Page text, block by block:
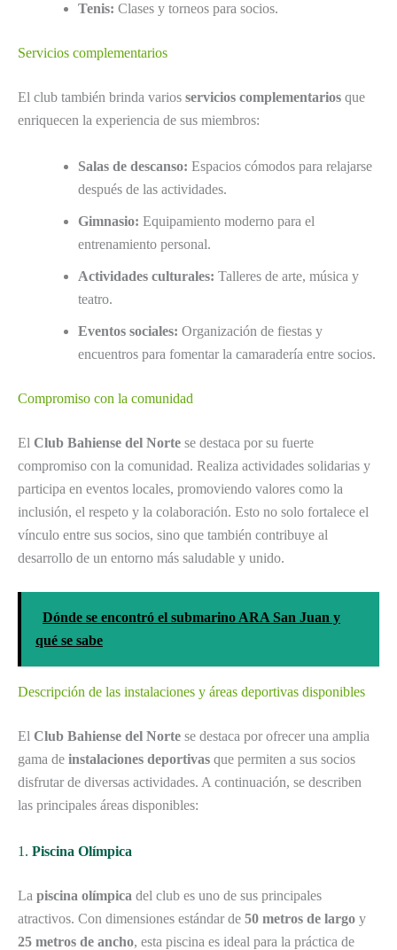
Tenis: Clases y torneos para socios.
Servicios complementarios
El club también brinda varios servicios complementarios que
enriquecen la experiencia de sus miembros:
Salas de descanso: Espacios cómodos para relajarse
después de las actividades.
Gimnasio: Equipamiento moderno para el
entrenamiento personal.
Actividades culturales: Talleres de arte, música y
teatro.
Eventos sociales: Organización de fiestas y
encuentros para fomentar la camaradería entre socios.
Compromiso con la comunidad
El Club Bahiense del Norte se destaca por su fuerte
compromiso con la comunidad. Realiza actividades solidarias y
participa en eventos locales, promoviendo valores como la
inclusión, el respeto y la colaboración. Esto no solo fortalece el
vínculo entre sus socios, sino que también contribuye al
desarrollo de un entorno más saludable y unido.
Dónde se encontró el submarino ARA San Juan y
qué se sabe
Descripción de las instalaciones y áreas deportivas disponibles
El Club Bahiense del Norte se destaca por ofrecer una amplia
gama de instalaciones deportivas que permiten a sus socios
disfrutar de diversas actividades. A continuación, se describen
las principales áreas disponibles:
1. Piscina Olímpica
La piscina olímpica del club es uno de sus principales
atractivos. Con dimensiones estándar de 50 metros de largo y
25 metros de ancho, esta piscina es ideal para la práctica de